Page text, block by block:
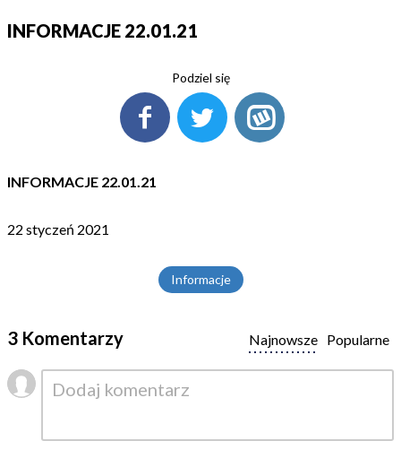
INFORMACJE 22.01.21
Podziel się
INFORMACJE 22.01.21
22 styczeń 2021
Informacje
3 Komentarzy Popularne
Najnowsze